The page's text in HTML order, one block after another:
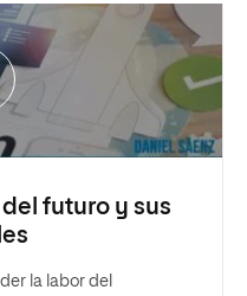
futuro y sus
la labor del